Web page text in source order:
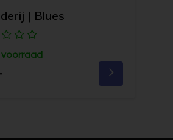
| Blues
voorraad